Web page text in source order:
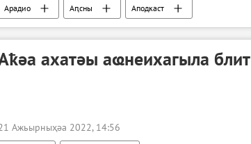
Арадио Аԥсны Аподкаст
ахатәы аҩнеихагыла блит
Ажьырныҳәа 2022, 14:56